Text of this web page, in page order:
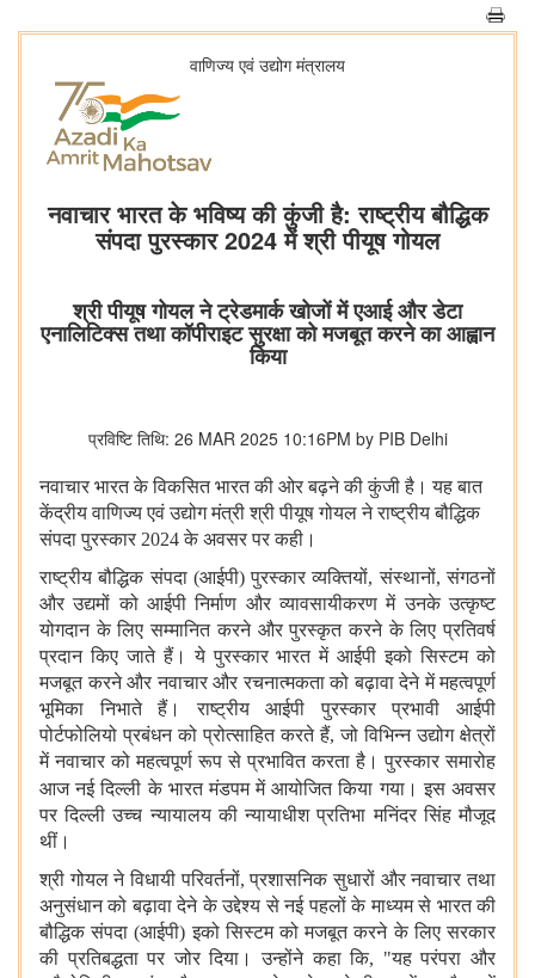
वाणिज्‍य एवं उद्योग मंत्रालय
नवाचार भारत के भविष्य की कुंजी है: राष्ट्रीय बौद्धिक
संपदा पुरस्कार 2024 में श्री पीयूष गोयल
श्री पीयूष गोयल ने ट्रेडमार्क खोजों में एआई और डेटा
एनालिटिक्स तथा कॉपीराइट सुरक्षा को मजबूत करने का आह्वान
किया
प्रविष्टि तिथि: 26 MAR 2025 10:16PM by PIB Delhi
नवाचार भारत के विकसित भारत की ओर बढ़ने की कुंजी है। यह बात
केंद्रीय वाणिज्य एवं उद्योग मंत्री श्री पीयूष गोयल ने राष्ट्रीय बौद्धिक
संपदा पुरस्कार 2024के अवसर पर कही।
राष्ट्रीय बौद्धिक संपदा (आईपी)पुरस्कार व्यक्तियों,संस्थानों,संगठनों
और उद्यमों को आईपी निर्माण और व्यावसायीकरण में उनके उत्कृष्ट
योगदान के लिए सम्मानित करने और पुरस्कृत करने के लिए प्रतिवर्ष
प्रदान किए जाते हैं। ये पुरस्कार भारत में आईपी इको सिस्‍टम को
मजबूत करने और नवाचार और रचनात्मकता को बढ़ावा देने में महत्वपूर्ण
भूमिका निभाते हैं। राष्ट्रीय आईपी पुरस्कार प्रभावी आईपी
पोर्टफोलियो प्रबंधन को प्रोत्साहित करते हैं,जो विभिन्न उद्योग क्षेत्रों
में नवाचार को महत्वपूर्ण रूप से प्रभावित करता है। पुरस्कार समारोह
आज नई दिल्ली के भारत मंडपम में आयोजित किया गया। इस अवसर
पर दिल्ली उच्च न्यायालय की न्यायाधीश प्रतिभा मनिंदर सिंह मौजूद
थीं।
श्री गोयल ने विधायी परिवर्तनों,प्रशासनिक सुधारों और नवाचार तथा
अनुसंधान को बढ़ावा देने के उद्देश्य से नई पहलों के माध्यम से भारत की
बौद्धिक संपदा(आईपी)इको सिस्‍टम को मजबूत करने के लिए सरकार
की प्रतिबद्धता पर जोर दिया। उन्होंने कहा कि, "यह परंपरा और